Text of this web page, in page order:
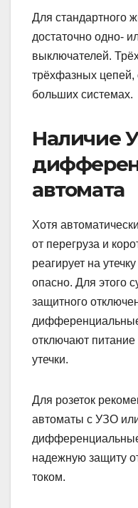
Для стандартного
достаточно одно-
выключателей.
трёхфазных цепей,
больших системах.
Наличие
автомата
Хотя
от перегруза и
реагирует на
опасно. Для этого
защитного
отключают
утечки.
Для розеток
автоматы с УЗО
надежную защиту
током.